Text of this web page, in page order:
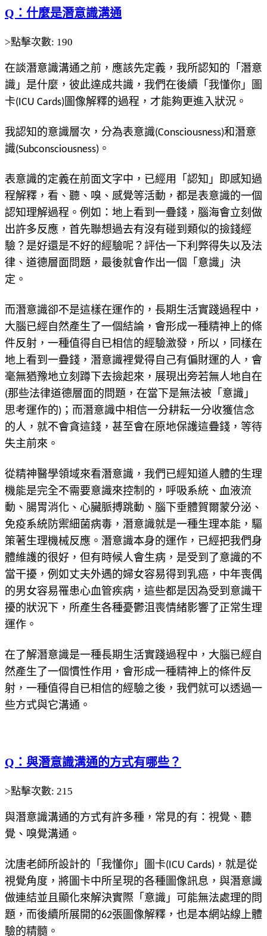
Q：什麼是潛意識溝通
>點擊次數: 190
在談潛意識溝通之前，應該先定義，我所認知的「潛意
識」是什麼，彼此達成共識，我們在後續「我懂你」圖
卡(ICU Cards)圖像解釋的過程，才能夠更進入狀況。
我認知的意識層次，分為表意識(Consciousness)和潛意
識(Subconsciousness)。
表意識的定義在前面文字中，已經用「認知」即感知過
程解釋，看、聽、嗅、感覺等活動，都是表意識的一個
認知理解過程。例如：地上看到一疊錢，腦海會立刻做
出許多反應，首先聯想過去有沒有碰到類似的撿錢經
驗？是好還是不好的經驗呢？評估一下利弊得失以及法
律、道德層面問題，最後就會作出一個「意識」決
定。
而潛意識卻不是這樣在運作的，長期生活實踐過程中，
大腦已經自然產生了一個結論，會形成一種精神上的條
件反射，一種值得自已相信的經驗激發，所以，同樣在
地上看到一疊錢，潛意識裡覺得自己有偏財運的人，會
毫無猶豫地立刻蹲下去撿起來，展現出旁若無人地自在
(那些法律道德層面的問題，在當下是無法被「意識」
思考運作的)；而潛意識中相信一分耕耘一分收獲信念
的人，就不會貪這錢，甚至會在原地保護這疊錢，等待
失主前來。
從精神醫學領域來看潛意識，我們已經知道人體的生理
機能是完全不需要意識來控制的，呼吸系統、血液流
動、腸胃消化、心臟脈搏跳動、腦下垂體賀爾蒙分泌、
免疫系統防禦細菌病毒，潛意識就是一種生理本能，驅
策著生理機械反應。潛意識本身的運作，已經把我們身
體維護的很好，但有時候人會生病，是受到了意識的不
當干擾，例如丈夫外遇的婦女容易得到乳癌，中年喪偶
的男女容易罹患心血管疾病，這些都是因為受到意識干
擾的狀況下，所產生各種憂鬱沮喪情緒影響了正常生理
運作。
在了解潛意識是一種長期生活實踐過程中，大腦已經自
然產生了一個慣性作用，會形成一種精神上的條件反
射，一種值得自已相信的經驗之後，我們就可以透過一
些方式與它溝通。
Q：與潛意識溝通的方式有哪些？
>點擊次數: 215
與潛意識溝通的方式有許多種，常見的有：視覺、聽
覺、嗅覺溝通。
沈唐老師所設計的「我懂你」圖卡(ICU Cards)，就是從
視覺角度，將圖卡中所呈現的各種圖像訊息，與潛意識
做連結並且顯化來解決實際「意識」可能無法處理的問
題，而後續所展開的62張圖像解釋，也是本網站線上體
驗的精髓。